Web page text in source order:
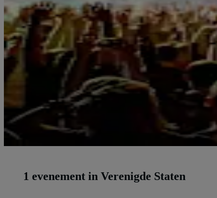
1 evenement in Verenigde Staten